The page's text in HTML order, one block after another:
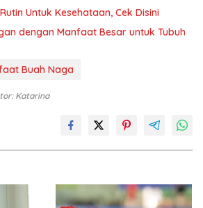
Untuk Kesehataan, Cek Disini
dengan Manfaat Besar untuk Tubuh
Buah Naga
Katarina